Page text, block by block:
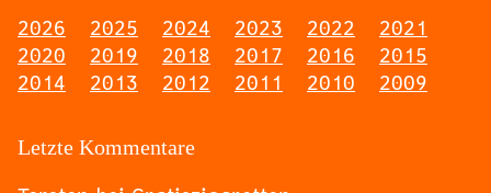
2026 2025 2024 2023 2022
2021
2020
2019 2018 2017 2016
2015
2014
2013 2012 2011 2010 2009
Letzte Kommentare